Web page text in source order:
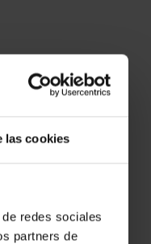
las cookies
redes sociales
partners de